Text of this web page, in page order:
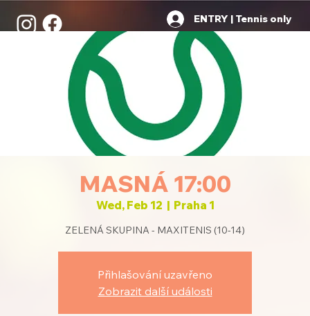
ENTRY | Tennis only
MASNÁ 17:00
Wed, Feb 12
  |
Praha 1
ZELENÁ SKUPINA - MAXITENIS (10-14)
Přihlašování uzavřeno
Zobrazit další události